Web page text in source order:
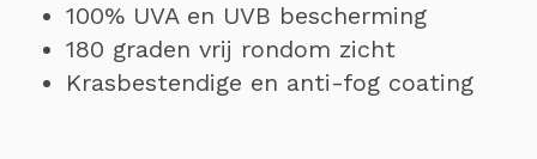
100% UVA en UVB bescherming
180 graden vrij rondom zicht
Krasbestendige en anti-fog coating